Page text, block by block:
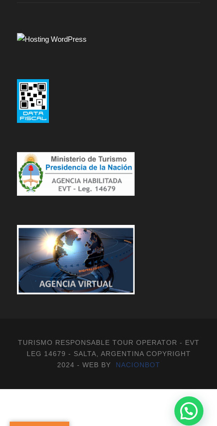
TURISMO RESPONSABLE TOUR OPERATOR - EVT
LEG 14679 - SALTA, ARGENTINA COPYRIGHT
2024 - WEB BY NACIONBOT